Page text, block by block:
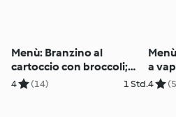
Menù: Branzino al
cartoccio con broccoli;
Pere al vapore con
4 (14) 1 Std.
a
4